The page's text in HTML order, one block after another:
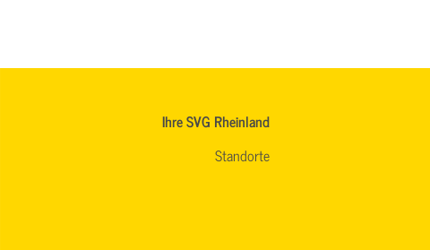
Ihre SVG Rheinland
Standorte